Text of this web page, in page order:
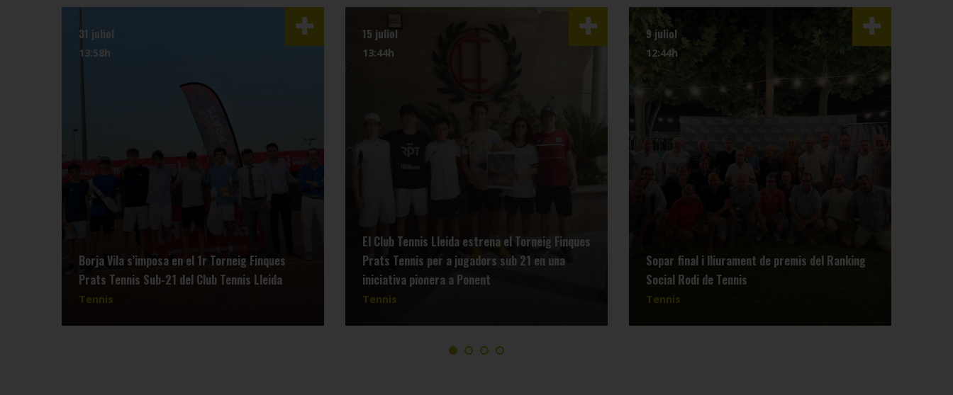
31 juliol
13:58h
Borja Vila s’imposa en el 1r Torneig Finques
Prats Tennis Sub-21 del Club Tennis Lleida
Tennis
15 juliol
13:44h
El Club Tennis Lleida estrena el Torneig Finques
Prats Tennis per a jugadors sub 21 en una
iniciativa pionera a Ponent
Tennis
9 juliol
12:44h
Sopar final i lliurament de premis del Ranking
Social Rodi de Tennis
Tennis